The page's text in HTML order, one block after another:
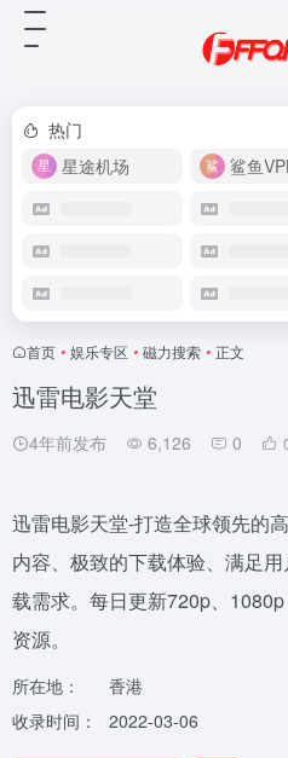
热门
星途机场
鲨鱼
首页 • 娱乐专区 • 磁力搜索 • 正文
迅雷电影天堂
4年前发布 6,126 0
迅雷电影天堂-打造全球领先的
内容、极致的下载体验、满足
载需求。每日更新720p、
资源。
所在地：
香港
收录时间：
2022-03-06